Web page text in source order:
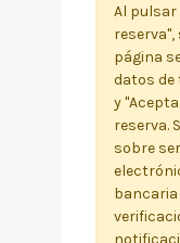
Al pulsar
reserva",
página
datos de
y
reserva.
sobre